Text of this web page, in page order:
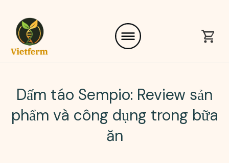
Dấm táo Sempio: Review sản
phẩm và công dụng trong bữa
ăn